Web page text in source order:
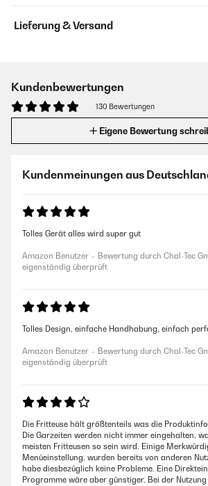
Lieferung & Versand
Kundenbewertungen
130 Bewertungen
Eigene Bewertung
Kundenmeinungen aus
Tolles Gerät alles wird super gut
Amazon Benutzer – Bewertung durch Chal-Tec
eigenständig überprüft
Tolles Design, einfache Handhabung, einfach
Amazon Benutzer – Bewertung durch Chal-Tec
eigenständig überprüft
Die Fritteuse hält größtenteils was die
Die Garzeiten werden nicht immer eingehalten,
meisten Fritteusen so sein wird. Einige
Menüeinstellung, wurden bereits von anderen
habe diesbezüglich keine Probleme. Eine
Programme wäre aber günstiger. Bei der